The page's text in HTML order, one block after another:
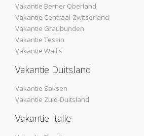
Vakantie Berner Oberland
Vakantie Centraal-Zwitserland
Vakantie Graubunden
Vakantie Tessin
Vakantie Wallis
Vakantie Duitsland
Vakantie Saksen
Vakantie Zuid-Duitsland
Vakantie Italie